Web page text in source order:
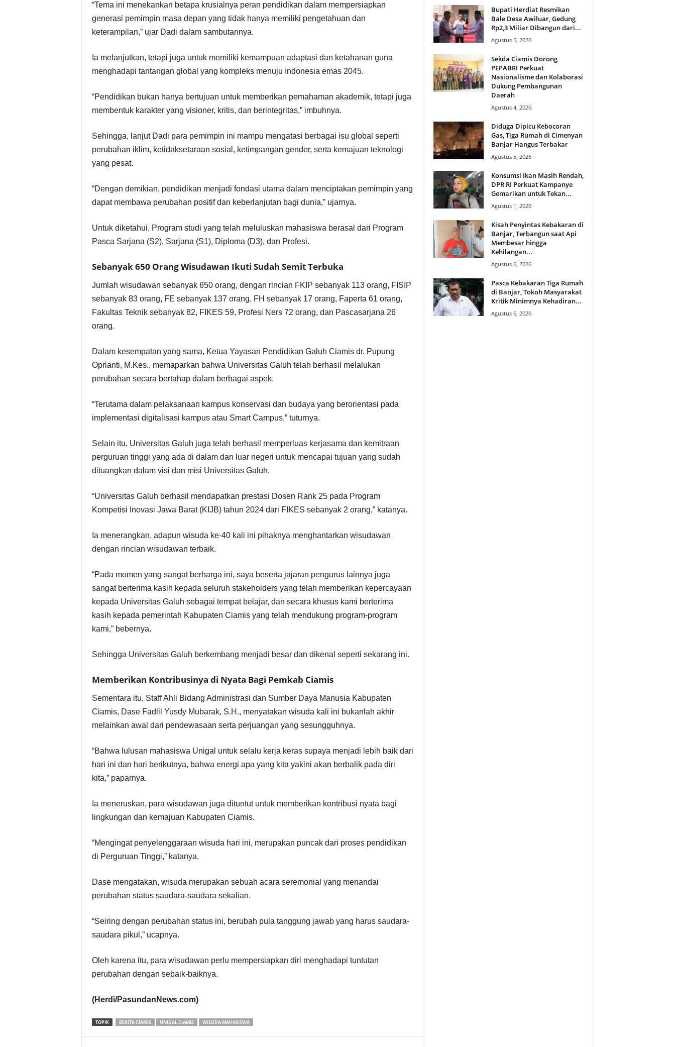
“Tema ini menekankan betapa krusialnya peran pendidikan dalam mempersiapkan
generasi pemimpin masa depan yang tidak hanya memiliki pengetahuan dan
keterampilan,” ujar Dadi dalam sambutannya.
Ia melanjutkan, tetapi juga untuk memiliki kemampuan adaptasi dan ketahanan guna
menghadapi tantangan global yang kompleks menuju Indonesia emas 2045.
“Pendidikan bukan hanya bertujuan untuk memberikan pemahaman akademik, tetapi juga
membentuk karakter yang visioner, kritis, dan berintegritas,” imbuhnya.
Sehingga, lanjut Dadi para pemimpin ini mampu mengatasi berbagai isu global seperti
perubahan iklim, ketidaksetaraan sosial, ketimpangan gender, serta kemajuan teknologi
yang pesat.
“Dengan demikian, pendidikan menjadi fondasi utama dalam menciptakan pemimpin yang
dapat membawa perubahan positif dan keberlanjutan bagi dunia,” ujarnya.
Untuk diketahui, Program studi yang telah meluluskan mahasiswa berasal dari Program
Pasca Sarjana (S2), Sarjana (S1), Diploma (D3), dan Profesi.
Sebanyak 650 Orang Wisudawan Ikuti Sudah Semit Terbuka
Jumlah wisudawan sebanyak 650 orang, dengan rincian FKIP sebanyak 113 orang, FISIP
sebanyak 83 orang, FE sebanyak 137 orang, FH sebanyak 17 orang, Faperta 61 orang,
Fakultas Teknik sebanyak 82, FIKES 59, Profesi Ners 72 orang, dan Pascasarjana 26
orang.
Dalam kesempatan yang sama, Ketua Yayasan Pendidikan Galuh Ciamis dr. Pupung
Oprianti, M.Kes., memaparkan bahwa Universitas Galuh telah berhasil melalukan
perubahan secara bertahap dalam berbagai aspek.
“Terutama dalam pelaksanaan kampus konservasi dan budaya yang berorientasi pada
implementasi digitalisasi kampus atau Smart Campus,” tuturnya.
Selain itu, Universitas Galuh juga telah berhasil memperluas kerjasama dan kemitraan
perguruan tinggi yang ada di dalam dan luar negeri untuk mencapai tujuan yang sudah
dituangkan dalam visi dan misi Universitas Galuh.
“Universitas Galuh berhasil mendapatkan prestasi Dosen Rank 25 pada Program
Kompetisi Inovasi Jawa Barat (KIJB) tahun 2024 dari FIKES sebanyak 2 orang,” katanya.
Ia menerangkan, adapun wisuda ke-40 kali ini pihaknya menghantarkan wisudawan
dengan rincian wisudawan terbaik.
“Pada momen yang sangat berharga ini, saya beserta jajaran pengurus lainnya juga
sangat berterima kasih kepada seluruh stakeholders yang telah memberikan kepercayaan
kepada Universitas Galuh sebagai tempat belajar, dan secara khusus kami berterima
kasih kepada pemerintah Kabupaten Ciamis yang telah mendukung program-program
kami,” bebernya.
Sehingga Universitas Galuh berkembang menjadi besar dan dikenal seperti sekarang ini.
Memberikan Kontribusinya di Nyata Bagi Pemkab Ciamis
Sementara itu, Staff Ahli Bidang Administrasi dan Sumber Daya Manusia Kabupaten
Ciamis, Dase Fadlil Yusdy Mubarak, S.H., menyatakan wisuda kali ini bukanlah akhir
melainkan awal dari pendewasaan serta perjuangan yang sesungguhnya.
“Bahwa lulusan mahasiswa Unigal untuk selalu kerja keras supaya menjadi lebih baik dari
hari ini dan hari berikutnya, bahwa energi apa yang kita yakini akan berbalik pada diri
kita,” paparnya.
Ia meneruskan, para wisudawan juga dituntut untuk memberikan kontribusi nyata bagi
lingkungan dan kemajuan Kabupaten Ciamis.
“Mengingat penyelenggaraan wisuda hari ini, merupakan puncak dari proses pendidikan
di Perguruan Tinggi,” katanya.
Dase mengatakan, wisuda merupakan sebuah acara seremonial yang menandai
perubahan status saudara-saudara sekalian.
“Seiring dengan perubahan status ini, berubah pula tanggung jawab yang harus saudara-
saudara pikul,” ucapnya.
Oleh karena itu, para wisudawan perlu mempersiapkan diri menghadapi tuntutan
perubahan dengan sebaik-baiknya.
(Herdi/PasundanNews.com)
TOPIK BERITA CIAMIS UNIGAL CIAMIS WISUDA MAHASISWA
Bupati Herdiat Resmikan
Bale Desa Awiluar, Gedung
Rp2,3 Miliar Dibangun dari...
Agustus 5, 2026
Sekda Ciamis Dorong
PEPABRI Perkuat
Nasionalisme dan Kolaborasi
Dukung Pembangunan
Daerah
Agustus 4, 2026
Diduga Dipicu Kebocoran
Gas, Tiga Rumah di Cimenyan
Banjar Hangus Terbakar
Agustus 5, 2026
Konsumsi Ikan Masih Rendah,
DPR RI Perkuat Kampanye
Gemarikan untuk Tekan...
Agustus 1, 2026
Kisah Penyintas Kebakaran di
Banjar, Terbangun saat Api
Membesar hingga
Kehilangan...
Agustus 6, 2026
Pasca Kebakaran Tiga Rumah
di Banjar, Tokoh Masyarakat
Kritik Minimnya Kehadiran...
Agustus 6, 2026